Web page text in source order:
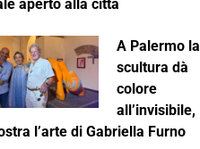
aperto alla città
A Palermo la
scultura dà
colore
all’invisibile,
l’arte di Gabriella Furno